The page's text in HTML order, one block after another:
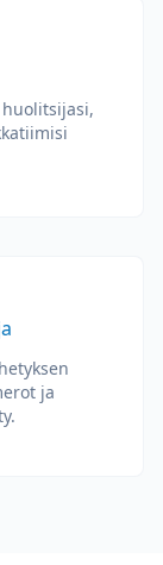
ja